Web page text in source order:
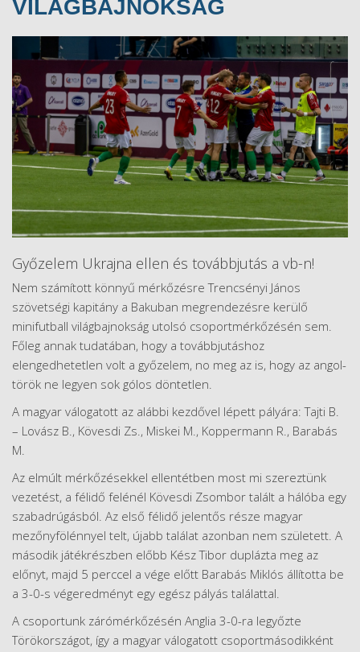
VILÁGBAJNOKSÁG
Győzelem Ukrajna ellen és továbbjutás a vb-n!
Nem számított könnyű mérkőzésre Trencsényi János
szövetségi kapitány a Bakuban megrendezésre kerülő
minifutball világbajnokság utolsó csoportmérkőzésén sem.
Főleg annak tudatában, hogy a továbbjutáshoz
elengedhetetlen volt a győzelem, no meg az is, hogy az angol-
török ne legyen sok gólos döntetlen.
A magyar válogatott az alábbi kezdővel lépett pályára: Tajti B.
– Lovász B., Kövesdi Zs., Miskei M., Koppermann R., Barabás
M.
Az elmúlt mérkőzésekkel ellentétben most mi szereztünk
vezetést, a félidő felénél Kövesdi Zsombor talált a hálóba egy
szabadrúgásból. Az első félidő jelentős része magyar
mezőnyfölénnyel telt, újabb találat azonban nem született. A
második játékrészben előbb Kész Tibor duplázta meg az
előnyt, majd 5 perccel a vége előtt Barabás Miklós állította be
a 3-0-s végeredményt egy egész pályás találattal.
A csoportunk zárómérkőzésén Anglia 3-0-ra legyőzte
Törökországot, így a magyar válogatott csoportmásodikként